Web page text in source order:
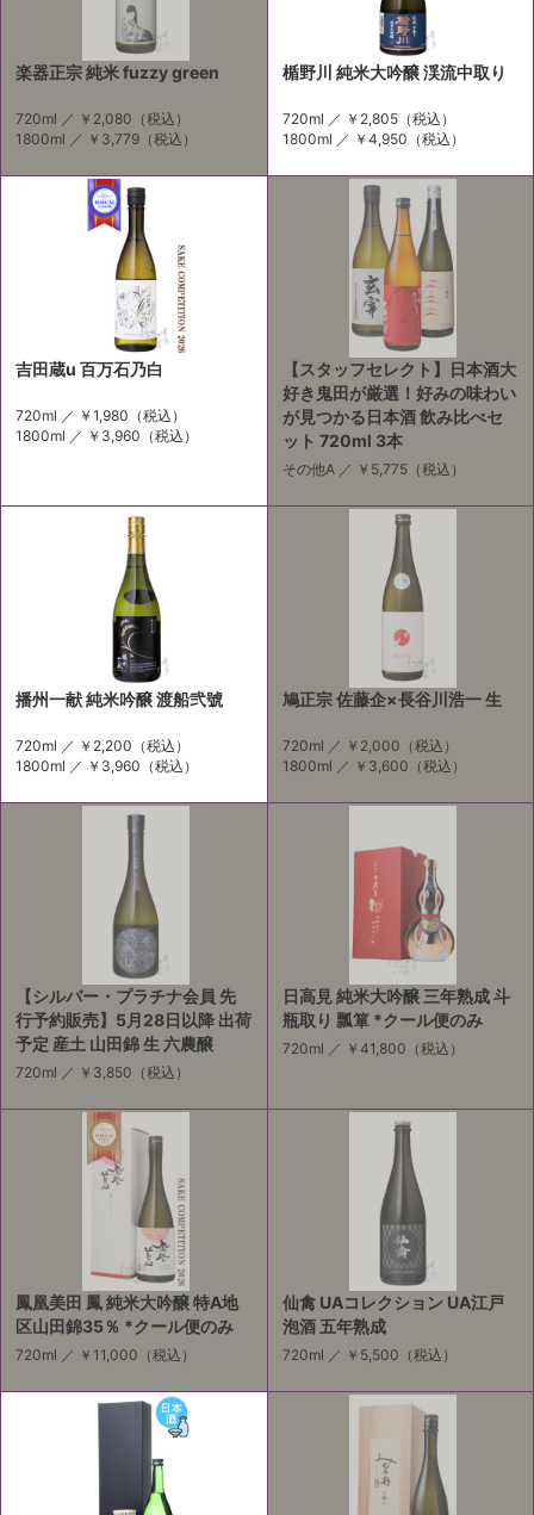
楽器正宗 純米 fuzzy green
720ml ／ ￥2,080 （税込）
1800ml ／ ￥3,779 （税込）
楯野川 純米大吟醸 渓流中取り
720ml ／ ￥2,805（税込）
1800ml ／ ￥4,950 （税込）
吉田蔵u 百万石乃白
720ml ／ ￥1,980 （税込）
1800ml ／ ￥3,960 （税込）
【スタッフセレクト】日本酒大
好き鬼田が厳選！好みの味わい
が見つかる日本酒 飲み比べセ
ット 720ml 3本
その他A ／ ￥5,775（税込）
播州一献 純米吟醸 渡船弐號
720ml ／ ￥2,200 （税込）
1800ml ／ ￥3,960 （税込）
鳩正宗 佐藤企×長谷川浩一 生
720ml ／ ￥2,000 （税込）
1800ml ／ ￥3,600 （税込）
【シルバー・プラチナ会員 先
行予約販売】5月28日以降 出荷
予定 産土 山田錦 生 六農醸
720ml ／ ￥3,850 （税込）
日高見 純米大吟醸 三年熟成 斗
瓶取り 瓢箪 *クール便のみ
720ml ／ ￥41,800 （税込）
鳳凰美田 鳳 純米大吟醸 特A地
区山田錦35％ *クール便のみ
720ml ／ ￥11,000 （税込）
仙禽 UAコレクション UA江戸
泡酒 五年熟成
720ml ／ ￥5,500 （税込）